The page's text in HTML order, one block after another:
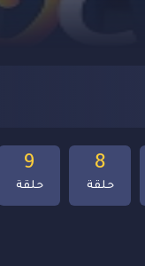
9
حلقة
8
حلقة